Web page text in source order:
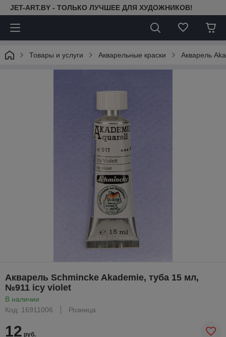
JET-ART.BY - ТОЛЬКО ЛУЧШЕЕ ДЛЯ ХУДОЖНИКОВ!
Товары и услуги Акварельные краски Aкварель
Акварель Schmincke Akademie, туба 15 мл,
№911 icy violet
В наличии
Код: 16911006
Розница
12 руб.